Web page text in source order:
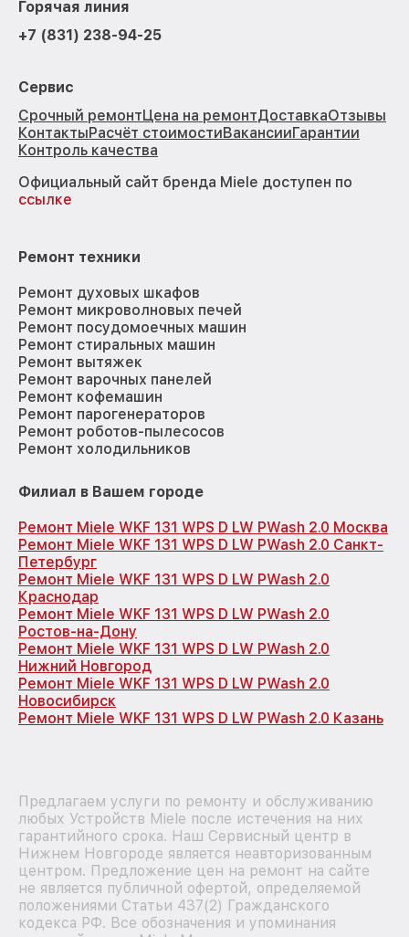
Горячая линия
+7 (831) 238-94-25
Сервис
Срочный ремонтЦена на ремонтДоставкаОтзывы
КонтактыРасчёт стоимостиВакансииГарантии
Контроль качества
Официальный сайт бренда Miele доступен по
ссылке
Ремонт техники
Ремонт духовых шкафов
Ремонт микроволновых печей
Ремонт посудомоечных машин
Ремонт стиральных машин
Ремонт вытяжек
Ремонт варочных панелей
Ремонт кофемашин
Ремонт парогенераторов
Ремонт роботов-пылесосов
Ремонт холодильников
Филиал в Вашем городе
Ремонт Miele WKF 131 WPS D LW PWash 2.0 Москва
Ремонт Miele WKF 131 WPS D LW PWash 2.0 Санкт-
Петербург
Ремонт Miele WKF 131 WPS D LW PWash 2.0
Краснодар
Ремонт Miele WKF 131 WPS D LW PWash 2.0
Ростов-на-Дону
Ремонт Miele WKF 131 WPS D LW PWash 2.0
Нижний Новгород
Ремонт Miele WKF 131 WPS D LW PWash 2.0
Новосибирск
Ремонт Miele WKF 131 WPS D LW PWash 2.0 Казань
Предлагаем услуги по ремонту и обслуживанию
любых Устройств Miele после истечения на них
гарантийного срока. Наш Сервисный центр в
Нижнем Новгороде является неавторизованным
центром. Предложение цен на ремонт на сайте
не является публичной офертой, определяемой
положениями Статьи 437(2) Гражданского
кодекса РФ. Все обозначения и упоминания